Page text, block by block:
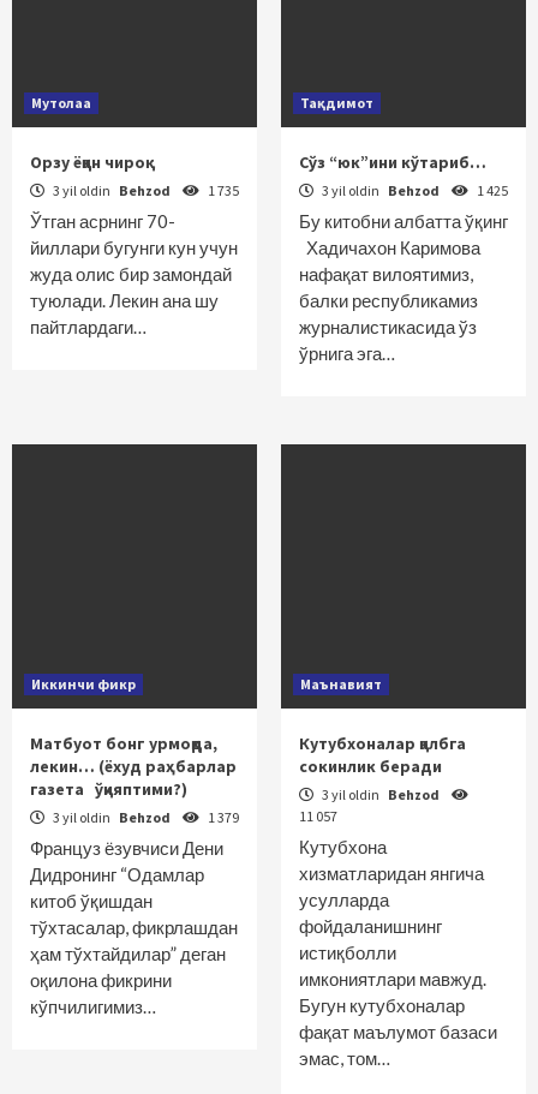
Мутолаа
Орзу ёққан чироқ
3 yil oldin Behzod 1 735
Ўтган асрнинг 70-
йиллари бугунги кун учун
жуда олис бир замондай
туюлади. Лекин ана шу
пайтлардаги…
Тақдимот
Сўз “юк”ини кўтариб…
3 yil oldin Behzod 1 425
Бу китобни албатта ўқинг
Хадичахон Каримова
нафақат вилоятимиз,
балки республикамиз
журналистикасида ўз
ўрнига эга…
Иккинчи фикр
Матбуот бонг урмоқда,
лекин… (ёхуд раҳбарлар
газета ўқияптими?)
3 yil oldin Behzod 1 379
Француз ёзувчиси Дени
Дидронинг “Одамлар
китоб ўқишдан
тўхтасалар, фикрлашдан
ҳам тўхтайдилар” деган
оқилона фик­рини
кўпчилигимиз…
Маънавият
Кутубхоналар қалбга
сокинлик беради
3 yil oldin Behzod
11 057
Кутубхона
хизматларидан янгича
усулларда
фойдаланишнинг
истиқболли
имкониятлари мавжуд.
Бугун кутубхоналар
фақат маълумот базаси
эмас, том…